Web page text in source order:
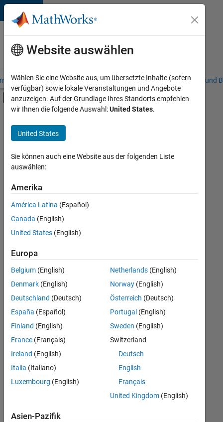
Weiter zum Inhalt
Karriere
bei
MathWorks
– Übersicht Stellensuche Niederlassungen Studierende und
Umschaltung für Off-Canvas-
Hauptinhalt
Programm für Berufseinsteiger (EDG)
Advanced Support
Business Applications and Tools
Globalisierung
Information Technology
Infrastructure and Architecture
Program Management
Quality Engineering
Software Process Engineering
Technical Writing
Web Applications and Services
+11
Derzeit
es
keine
offenen
Stellen,
Ihren
Suchkriterien
entsprechen.
können
die
Suchkriterien
weiter
fassen
oder
alle
Stellenangebote
anzeigen .
noch
Website auswählen
Wählen Sie eine Website aus, um übersetzte Inhalte (sofern
verfügbar) sowie lokale Veranstaltungen und Angebote
anzuzeigen. Auf der Grundlage Ihres Standorts empfehlen
wir Ihnen die folgende Auswahl:United States.
United States
Sie können auch eine Website aus der folgenden Liste
auswählen:
Amerika
América Latina (Español)
Canada (English)
United States (English)
Europa
Belgium (English)
Denmark (English)
Deutschland (Deutsch)
España (Español)
Finland (English)
France (Français)
Ireland (English)
Italia (Italiano)
Luxembourg (English)
Netherlands(English)
Norway(English)
Österreich (Deutsch)
Portugal (English)
Sweden (English)
Switzerland
Deutsch
English
Français
United Kingdom(English)
Asien-Pazifik